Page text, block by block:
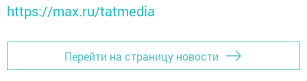
https://max.ru/tatmedia
Перейти на страницу новости